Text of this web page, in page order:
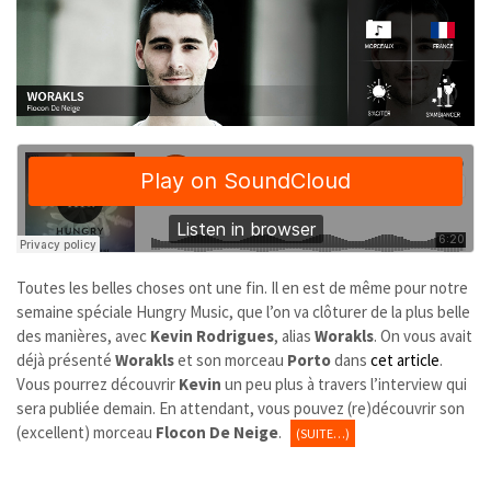
Toutes les belles choses ont une fin. Il en est de même pour notre
semaine spéciale Hungry Music, que l’on va clôturer de la plus belle
des manières, avec Kevin Rodrigues, alias Worakls. On vous avait
déjà présenté Woraklset son morceau Portodans cet article.
Vous pourrez découvrir Kevin un peu plus à travers l’interview qui
sera publiée demain. En attendant, vous pouvez (re)découvrir son
(excellent) morceau Flocon De Neige. (SUITE…)